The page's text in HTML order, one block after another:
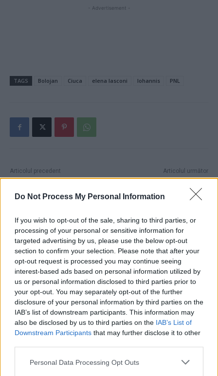
Do Not Process My Personal Information
If you wish to opt-out of the sale, sharing to third parties, or
processing of your personal or sensitive information for
targeted advertising by us, please use the below opt-out
section to confirm your selection. Please note that after your
opt-out request is processed you may continue seeing
interest-based ads based on personal information utilized by
us or personal information disclosed to third parties prior to
your opt-out. You may separately opt-out of the further
disclosure of your personal information by third parties on the
IAB’s list of downstream participants. This information may
also be disclosed by us to third parties on the IAB’s List of
Downstream Participants that may further disclose it to other
Personal Data Processing Opt Outs
- Advertisement -
TAGS Bolojan Ciuca elena lasconi Iohannis PNL
Articolul precedent
deficitul a ajuns în iulie la 71
de miliarde de lei, adică peste
PNL a scăzut masiv
investițiile din fonduri UE, care
nu se pot delapida
Articolul următor
Ciucă să se retragă din cursa
pentru prezidențiale. Una
liberalii s-o susțină pe
Lasconi pentru Cotroceni și
să se refacă alianța PNL-
USR!
Redacţia